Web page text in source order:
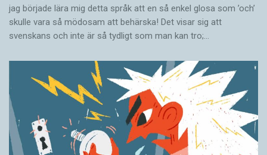
jag började lära mig detta språk att en så enkel glosa som ’och’
skulle vara så mödosam att behärska! Det visar sig att
svenskans och inte är så tydligt som man kan tro;…